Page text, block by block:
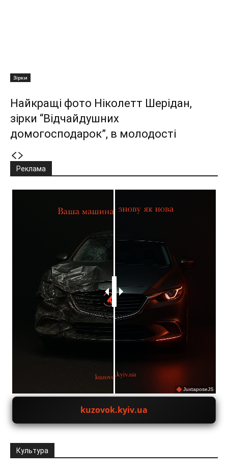
Зірки
Найкращі фото Ніколетт Шерідан,
зірки “Відчайдушних
домогосподарок”, в молодості
Реклама
JuxtaposeJS
kuzovok.kyiv.ua
Культура